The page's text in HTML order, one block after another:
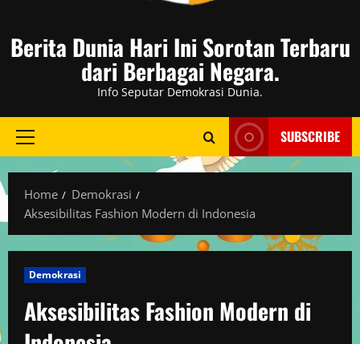
Berita Dunia Hari Ini Sorotan Terbaru
dari Berbagai Negara.
Info Seputar Demokrasi Dunia.
Primary
SUBSCRIBE
Home
Demokrasi
Aksesibilitas Fashion Modern di Indonesia
Demokrasi
Aksesibilitas Fashion Modern di